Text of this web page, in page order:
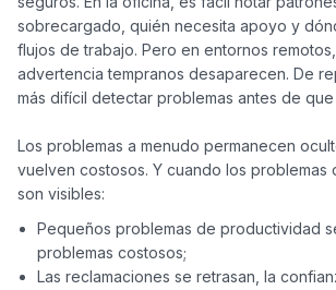
sobrecargado, quién necesita apoyo y
flujos de trabajo. Pero en entornos
advertencia tempranos desaparecen. De
más difícil detectar problemas antes de
Los problemas a menudo permanecen
vuelven costosos. Y cuando los problemas
Pequeños problemas de productividad
problemas costosos;
Las reclamaciones se retrasan, la